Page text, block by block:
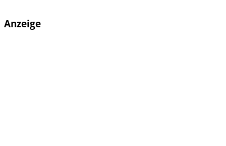
Anzeige